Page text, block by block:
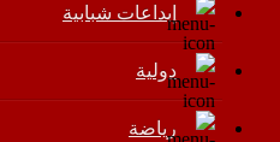
إبداعات شبابية
دولية
رياضة